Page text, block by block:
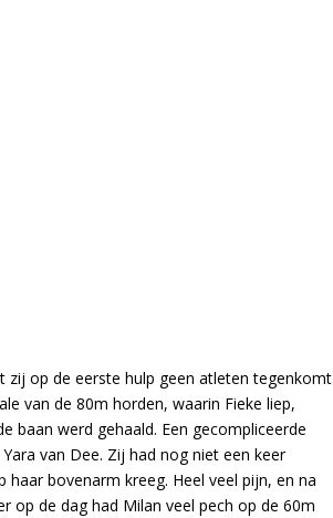
zij op de eerste hulp geen atleten tegenkomt
van de 80m horden, waarin Fieke liep,
baan werd gehaald. Een gecompliceerde
van Dee. Zij had nog niet een keer
bovenarm kreeg. Heel veel pijn, en na
op de dag had Milan veel pech op de 60m